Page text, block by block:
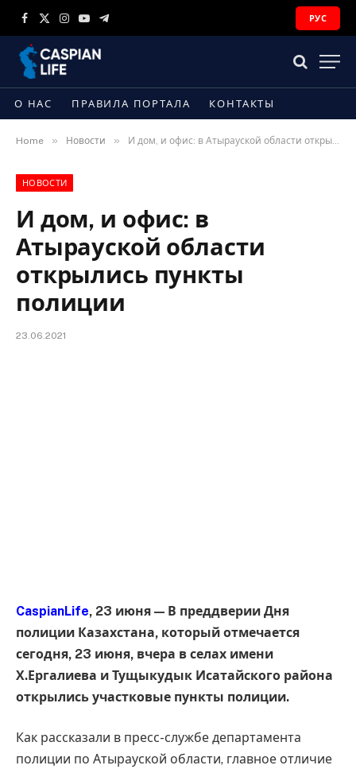
Facebook
X
Instagram
YouTubeTelegram
РУС
О НАС ПРАВИЛА ПОРТАЛА КОНТАКТЫ
Home » Новости » И дом, и офис: в Атырауской области открылись пункты полиции
НОВОСТИ
И дом, и офис: в
Атырауской области
открылись пункты
полиции
23.06.2021
CaspianLife, 23 июня — В преддверии Дня
полиции Казахстана, который отмечается
сегодня, 23 июня, вчера в селах имени
Х.Ергалиева и Тущыкудык Исатайского района
открылись участковые пункты полиции.
Как рассказали в пресс-службе департамента
полиции по Атырауской области, главное отличие